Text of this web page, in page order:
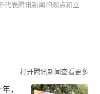
代表腾讯新闻的观点和立
打开腾讯新闻查看更多
，